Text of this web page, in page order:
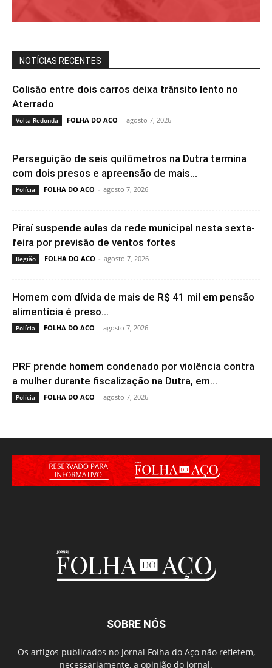
NOTÍCIAS RECENTES
Colisão entre dois carros deixa trânsito lento no
Aterrado
Volta Redonda FOLHA DO ACO - agosto 7, 2026
Perseguição de seis quilômetros na Dutra termina
com dois presos e apreensão de mais...
Polícia FOLHA DO ACO - agosto 7, 2026
Piraí suspende aulas da rede municipal nesta sexta-
feira por previsão de ventos fortes
Região FOLHA DO ACO - agosto 7, 2026
Homem com dívida de mais de R$ 41 mil em pensão
alimentícia é preso...
Polícia FOLHA DO ACO - agosto 7, 2026
PRF prende homem condenado por violência contra
a mulher durante fiscalização na Dutra, em...
Polícia FOLHA DO ACO - agosto 7, 2026
SOBRE NÓS
Os artigos publicados no jornal Folha do Aço não refletem,
necessariamente, a opinião do jornal.